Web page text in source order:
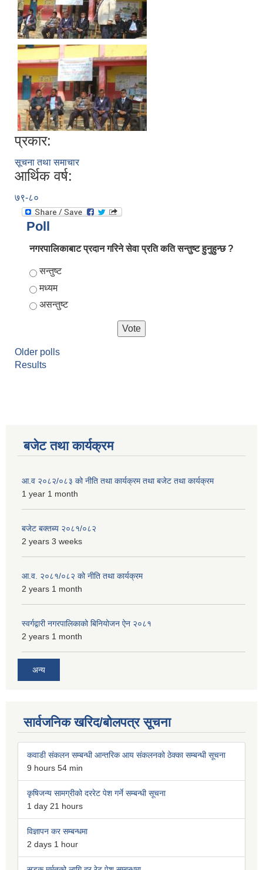
प्रकार:
सूचना तथा समाचार
आर्थिक वर्ष:
७९-८०
Poll
नगरपालिकाबाट प्रदान गरिने सेवा प्रति कति सन्तुष्ट हुनुहुन्छ ?
Choices
सन्तुष्ट
मध्यम
असन्तुष्ट
Older polls
Results
बजेट तथा कार्यक्रम
आ.व २०८२/०८३ को नीति तथा कार्यक्रम तथा बजेट तथा कार्यक्रम
1 year 1 month
बजेट बक्तब्य २०८१/०८२
2 years 3 weeks
आ.व. २०८१/०८२ को नीति तथा कार्यक्रम
2 years 1 month
स्वर्गद्वारी नगरपालिकाको बिनियोजन ऐन २०८१
2 years 1 month
अन्य
सार्वजनिक खरिद/बोलपत्र सूचना
कवाडी संकलन सम्बन्धी आन्तरिक आय संकलनको ठेक्का सम्बन्धी सूचना
9 hours 54 min
कृषिजन्य सामग्रीको दररेट पेश गर्ने सम्बन्धी सूचना
1 day 21 hours
विज्ञापन कर सम्बन्धमा
2 days 1 hour